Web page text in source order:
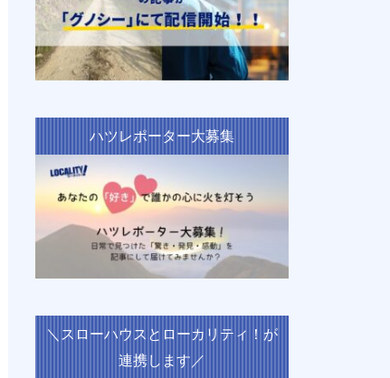
ハツレポーター大募集
＼スローハウスとローカリティ！が
連携します／